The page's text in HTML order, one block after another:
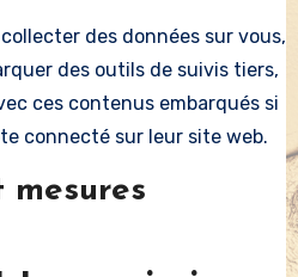
des données sur vous,
des outils de suivis tiers,
ces contenus embarqués si
connecté sur leur site web.